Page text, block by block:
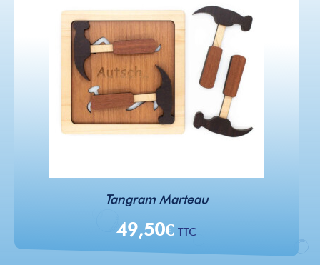
Tangram Marteau
49,50€ TTC